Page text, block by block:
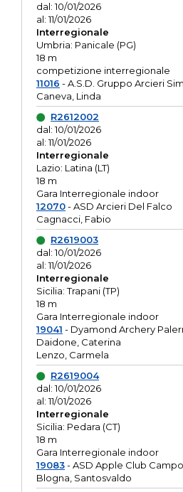
dal: 10/01/2026
al: 11/01/2026
Interregionale
Umbria: Panicale (PG)
18 m
competizione interregionale
11016 - A.S.D. Gruppo Arcieri
Caneva, Linda
R2612002
dal: 10/01/2026
al: 11/01/2026
Interregionale
Lazio: Latina (LT)
18 m
Gara Interregionale indoor
12070- ASD Arcieri Del Falco
Cagnacci, Fabio
R2619003
dal: 10/01/2026
al: 11/01/2026
Interregionale
Sicilia: Trapani (TP)
18 m
Gara Interregionale indoor
19041 - Dyamond Archery
Daidone, Caterina
Lenzo, Carmela
R2619004
dal: 10/01/2026
al: 11/01/2026
Interregionale
Sicilia: Pedara (CT)
18 m
Gara Interregionale indoor
19083- ASD Apple Club
Blogna, Santosvaldo